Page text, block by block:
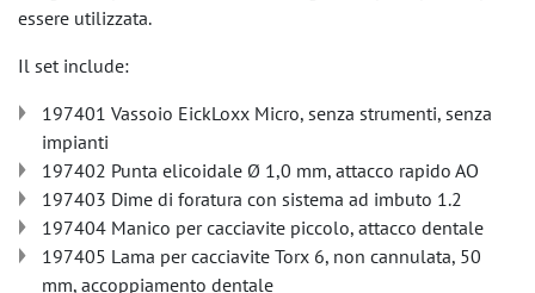
essere utilizzata.
Il set include:
197401 Vassoio EickLoxx Micro, senza strumenti, senza
impianti
197402 Punta elicoidale Ø 1,0 mm, attacco rapido AO
197403 Dime di foratura con sistema ad imbuto 1.2
197404 Manico per cacciavite piccolo, attacco dentale
197405 Lama per cacciavite Torx 6, non cannulata, 50
mm, accoppiamento dentale